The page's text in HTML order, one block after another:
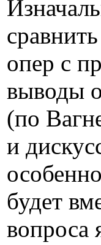
опер с
выводы
(по
и
будет
вопроса